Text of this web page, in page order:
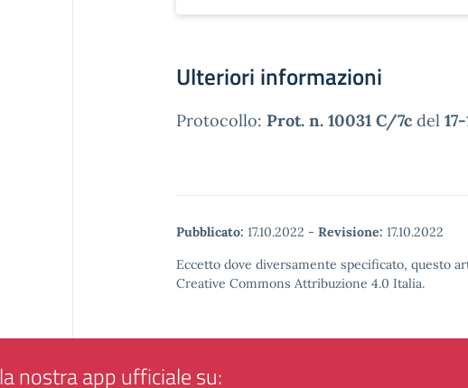
Ulteriori informazioni
Protocollo: Prot. n. 10031 C/7c del
Pubblicato: 17.10.2022 - Revisione: 17.10.2022
Eccetto dove diversamente specificato, questo
Creative Commons Attribuzione 4.0 Italia.
nostra app ufficiale su: